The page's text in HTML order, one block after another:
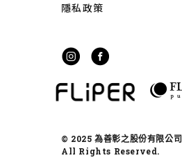
隱私政策
© 2025 為善彰之股份有限公司
All Rights Reserved.